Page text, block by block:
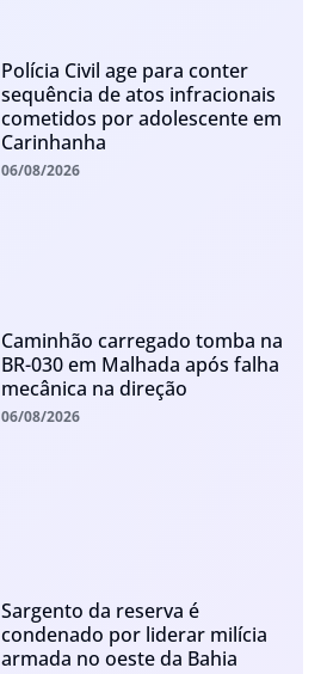
Polícia Civil age para conter
sequência de atos infracionais
cometidos por adolescente em
Carinhanha
06/08/2026
Caminhão carregado tomba na
BR-030 em Malhada após falha
mecânica na direção
06/08/2026
Sargento da reserva é
condenado por liderar milícia
armada no oeste da Bahia